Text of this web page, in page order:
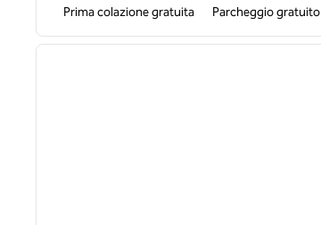
Prima colazione gratuita Parcheggio gratuito
1 di 12